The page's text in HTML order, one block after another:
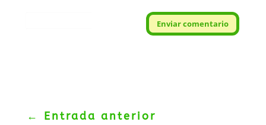
Enviar comentario
← Entrada anterior